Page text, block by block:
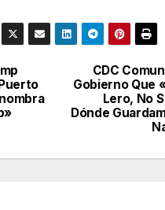
CDC
Gobierno Que
Lero, No
Dónde